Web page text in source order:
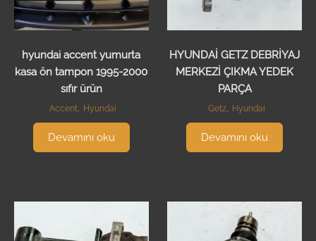
hyundai accent yumurta
kasa ön tampon 1995-2000
sıfır ürün
Accent, Hyundai
Devamını oku
HYUNDAİ GETZ DEBRİYAJ
MERKEZİ ÇIKMA YEDEK
PARÇA
Getz, Hyundai
Devamını oku